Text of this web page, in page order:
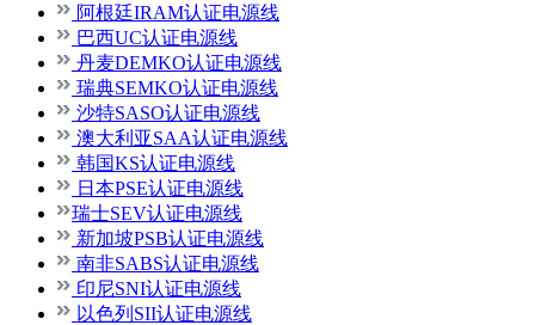
阿根廷IRAM认证电源线
巴西UC认证电源线
丹麦DEMKO认证电源线
瑞典SEMKO认证电源线
沙特SASO认证电源线
澳大利亚SAA认证电源线
韩国KS认证电源线
日本PSE认证电源线
瑞士SEV认证电源线
新加坡PSB认证电源线
南非SABS认证电源线
印尼SNI认证电源线
以色列SII认证电源线